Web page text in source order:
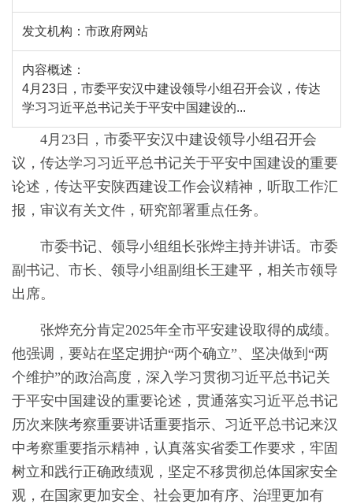
发文机构： 市政府网站
内容概述：
4月23日，市委平安汉中建设领导小组召开会议，传达
学习习近平总书记关于平安中国建设的...
4月23日，市委平安汉中建设领导小组召开会
议，传达学习习近平总书记关于平安中国建设的重要
论述，传达平安陕西建设工作会议精神，听取工作汇
报，审议有关文件，研究部署重点任务。
市委书记、领导小组组长张烨主持并讲话。市委
副书记、市长、领导小组副组长王建平，相关市领导
出席。
张烨充分肯定2025年全市平安建设取得的成绩。
他强调，要站在坚定拥护“两个确立”、坚决做到“两
个维护”的政治高度，深入学习贯彻习近平总书记关
于平安中国建设的重要论述，贯通落实习近平总书记
历次来陕考察重要讲话重要指示、习近平总书记来汉
中考察重要指示精神，认真落实省委工作要求，牢固
树立和践行正确政绩观，坚定不移贯彻总体国家安全
观，在国家更加安全、社会更加有序、治理更加有